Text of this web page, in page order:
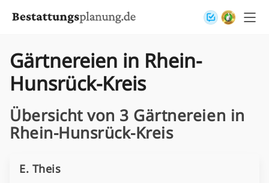
Gärtnereien in Rhein-
Hunsrück-Kreis
Übersicht von 3 Gärtnereien in
Rhein-Hunsrück-Kreis
E. Theis